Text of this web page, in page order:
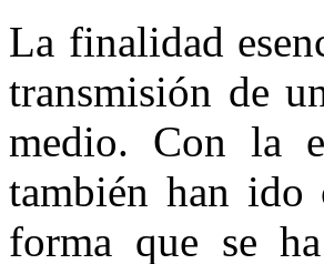
La finalidad
transmisión de
medio. Con la
también han ido
forma que se